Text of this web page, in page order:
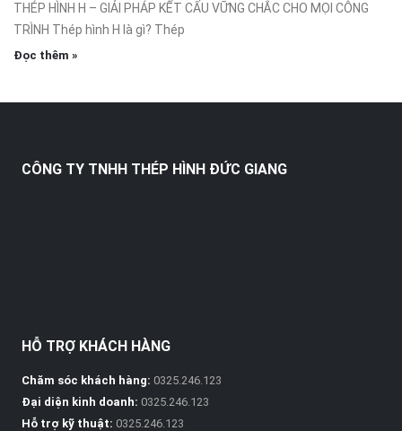
THÉP HÌNH H – GIẢI PHÁP KẾT CẤU VỮNG CHẮC CHO MỌI CÔNG
TRÌNH Thép hình H là gì? Thép
Đọc thêm »
CÔNG TY TNHH THÉP HÌNH ĐỨC GIANG
HỖ TRỢ KHÁCH HÀNG
Chăm sóc khách hàng: 0325.246.123
Đại diện kinh doanh: 0325.246.123
Hỗ trợ kỹ thuật: 0325.246.123